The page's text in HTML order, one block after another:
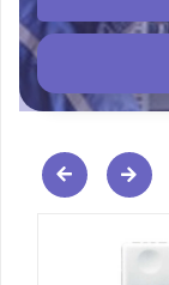
מוצרי היצרן